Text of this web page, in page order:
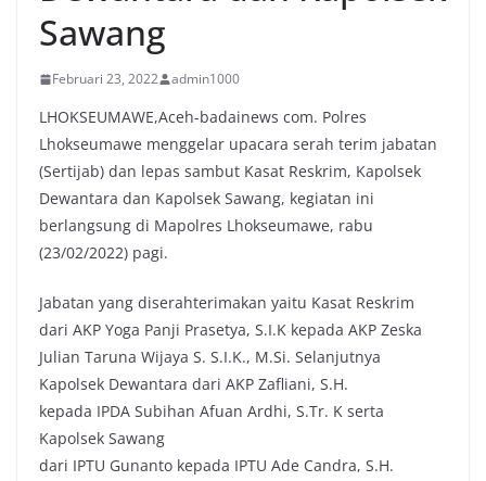
Sawang
Februari 23, 2022 admin1000
LHOKSEUMAWE,Aceh-badainews com. Polres
Lhokseumawe menggelar upacara serah terim jabatan
(Sertijab) dan lepas sambut Kasat Reskrim, Kapolsek
Dewantara dan Kapolsek Sawang, kegiatan ini
berlangsung di Mapolres Lhokseumawe, rabu
(23/02/2022) pagi.
Jabatan yang diserahterimakan yaitu Kasat Reskrim
dari AKP Yoga Panji Prasetya, S.I.K kepada AKP Zeska
Julian Taruna Wijaya S. S.I.K., M.Si. Selanjutnya
Kapolsek Dewantara dari AKP Zafliani, S.H.
kepada IPDA Subihan Afuan Ardhi, S.Tr. K serta
Kapolsek Sawang
dari IPTU Gunanto kepada IPTU Ade Candra, S.H.